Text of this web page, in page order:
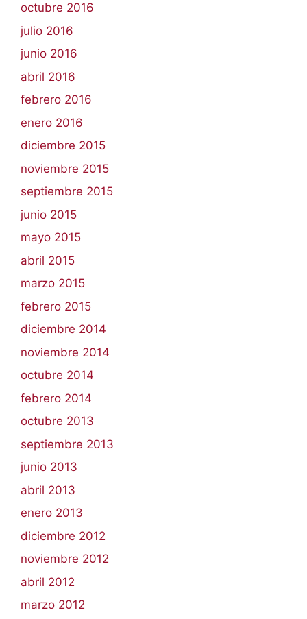
octubre 2016
julio 2016
junio 2016
abril 2016
febrero 2016
enero 2016
diciembre 2015
noviembre 2015
septiembre 2015
junio 2015
mayo 2015
abril 2015
marzo 2015
febrero 2015
diciembre 2014
noviembre 2014
octubre 2014
febrero 2014
octubre 2013
septiembre 2013
junio 2013
abril 2013
enero 2013
diciembre 2012
noviembre 2012
abril 2012
marzo 2012